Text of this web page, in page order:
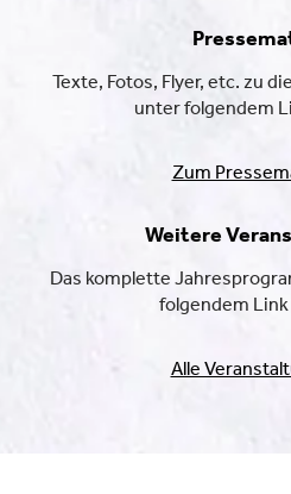
Texte, Fotos, Flyer, etc. zu
unter folgendem
Zum
Weitere
Das komplette
folgendem
Alle